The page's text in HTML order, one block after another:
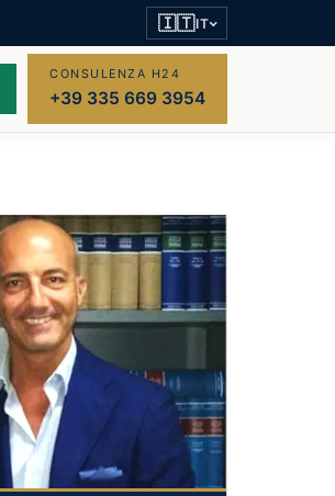
🇮🇹IT
CONSULENZA H24
+39 335 669 3954